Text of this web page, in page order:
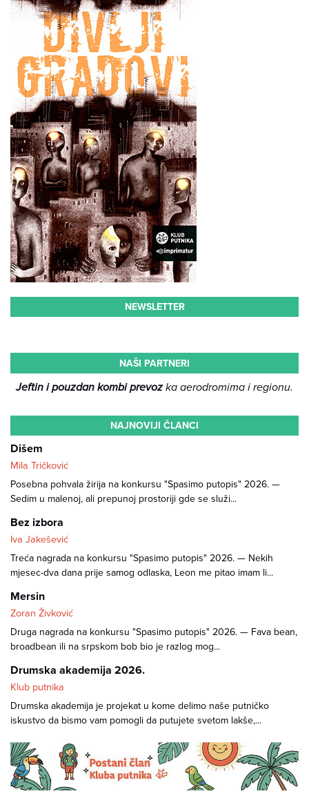
NEWSLETTER
NAŠI PARTNERI
Jeftin i pouzdan kombi prevozka aerodromima i regionu.
NAJNOVIJI ČLANCI
Dišem
Mila Tričković
Posebna pohvala žirija na konkursu "Spasimo putopis" 2026. —
Sedim u malenoj, ali prepunoj prostoriji gde se služi...
Bez izbora
Iva Jakešević
Treća nagrada na konkursu "Spasimo putopis" 2026. — Nekih
mjesec-dva dana prije samog odlaska, Leon me pitao imam li...
Mersin
Zoran Živković
Druga nagrada na konkursu "Spasimo putopis" 2026. — Fava bean,
broadbean ili na srpskom bob bio je razlog mog...
Drumska akademija 2026.
Klub putnika
Drumska akademija je projekat u kome delimo naše putničko
iskustvo da bismo vam pomogli da putujete svetom lakše,...